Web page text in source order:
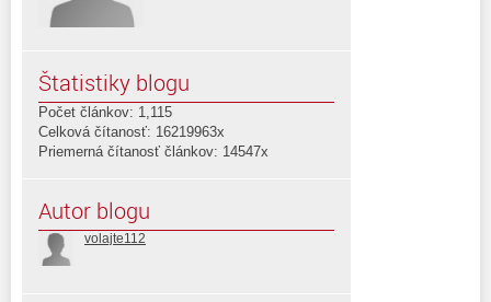
Štatistiky blogu
Počet článkov: 1,115
Celková čítanosť: 16219963x
Priemerná čítanosť článkov: 14547x
Autor blogu
volajte112